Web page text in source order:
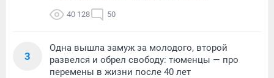
40 128 50
3
Одна вышла замуж за молодого, второй
развелся и обрел свободу: тюменцы — про
перемены в жизни после 40 лет